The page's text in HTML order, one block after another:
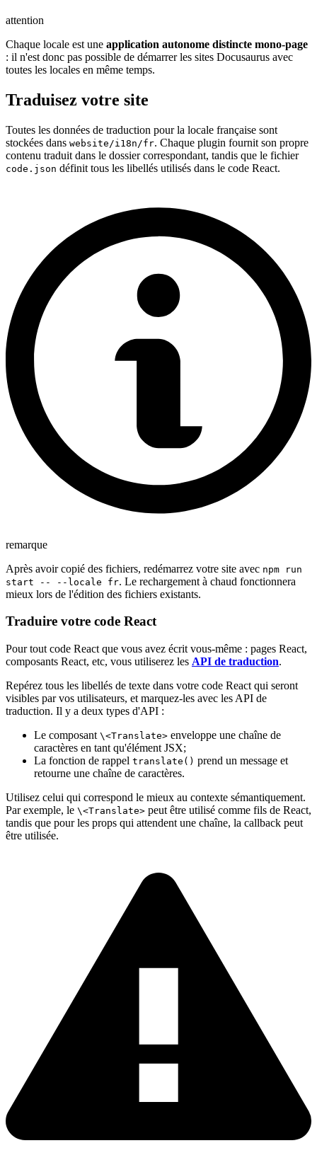
attention
Chaque locale est une application autonome distincte mono-page
: il n'est donc pas possible de démarrer les sites Docusaurus avec
toutes les locales en même temps.
Traduisez votre site
Toutes les données de traduction pour la locale française sont
stockées dans website/i18n/fr. Chaque plugin fournit son propre
contenu traduit dans le dossier correspondant, tandis que le fichier
code.json définit tous les libellés utilisés dans le code React.
remarque
Après avoir copié des fichiers, redémarrez votre site avec npm run
start -- --locale fr. Le rechargement à chaud fonctionnera
mieux lors de l'édition des fichiers existants.
Traduire votre code React
Pour tout code React que vous avez écrit vous-même : pages React,
composants React, etc, vous utiliserez les API de traduction.
Repérez tous les libellés de texte dans votre code React qui seront
visibles par vos utilisateurs, et marquez-les avec les API de
traduction. Il y a deux types d'API :
Le composant \<Translate> enveloppe une chaîne de
caractères en tant qu'élément JSX;
La fonction de rappel translate() prend un message et
retourne une chaîne de caractères.
Utilisez celui qui correspond le mieux au contexte sémantiquement.
Par exemple, le \<Translate> peut être utilisé comme fils de React,
tandis que pour les props qui attendent une chaîne, la callback peut
être utilisée.